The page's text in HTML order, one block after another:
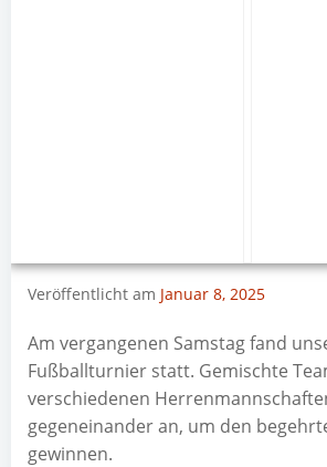
Veröffentlicht am Januar 8, 2025
Am vergangenen Samstag fand
Fußballturnier statt. Gemischte
verschiedenen
gegeneinander an, um den
gewinnen.